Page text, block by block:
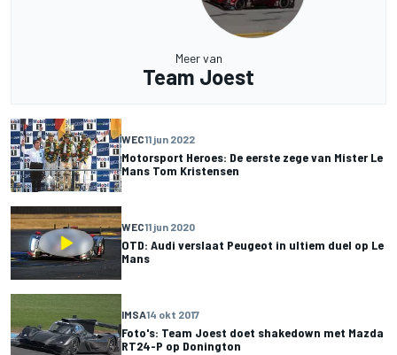
Meer van
Team Joest
WEC11 jun 2022
Motorsport Heroes: De eerste zege van Mister Le
Mans Tom Kristensen
WEC11 jun 2020
OTD: Audi verslaat Peugeot in ultiem duel op Le
Mans
IMSA14 okt 2017
Foto's: Team Joest doet shakedown met Mazda
RT24-P op Donington